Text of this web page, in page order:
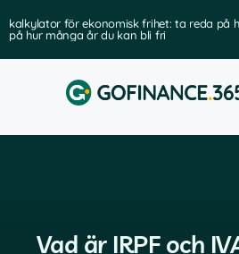
reda på hur mycket du behöver och
Vad är IRPF och